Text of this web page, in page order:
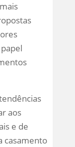
aos
e de
casamento